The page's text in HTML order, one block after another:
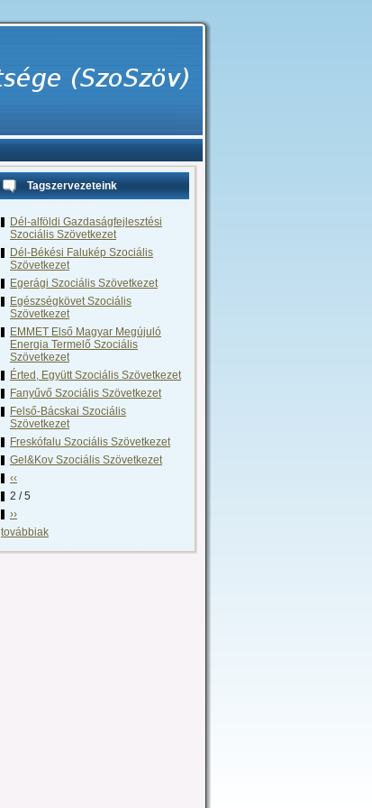
Tagszervezeteink
Dél-alföldi Gazdaságfejlesztési
Szociális Szövetkezet
Dél-Békési Falukép Szociális
Szövetkezet
Egerági Szociális Szövetkezet
Egészségkövet Szociális
Szövetkezet
EMMET Első Magyar Megújuló
Energia Termelő Szociális
Szövetkezet
Érted, Együtt Szociális Szövetkezet
Fanyűvő Szociális Szövetkezet
Felső-Bácskai Szociális
Szövetkezet
Freskófalu Szociális Szövetkezet
Gel&Kov Szociális Szövetkezet
‹‹
2 / 5
››
továbbiak